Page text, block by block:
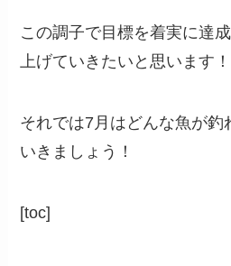
この調子で目標を着実に達
上げていきたいと思います！
それでは7月はどんな魚が釣
いきましょう！
[toc]